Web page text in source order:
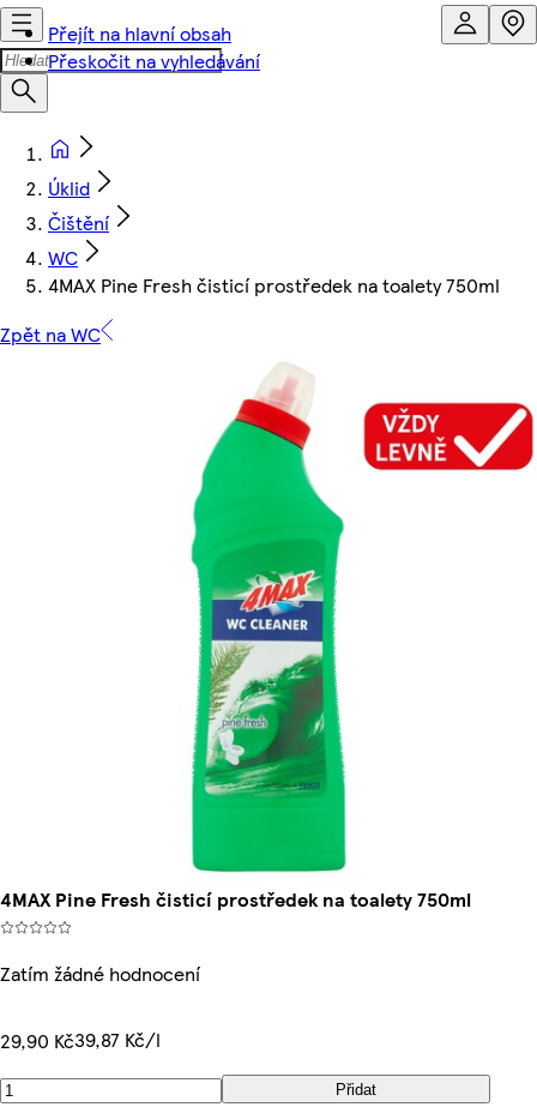
Přejít na hlavní obsah
Přeskočit na vyhledávání
Úklid
Čištění
WC
4MAX Pine Fresh čisticí prostředek na toalety 750ml
Zpět na WC
4MAX Pine Fresh čisticí prostředek na toalety 750ml
Zatím žádné hodnocení
29,90 Kč39,87 Kč/l
Přidat